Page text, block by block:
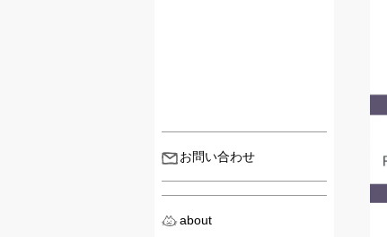
お問い合わせ
about